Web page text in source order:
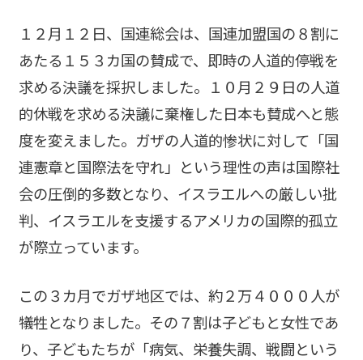
１２月１２日、国連総会は、国連加盟国の８割に
あたる１５３カ国の賛成で、即時の人道的停戦を
求める決議を採択しました。１０月２９日の人道
的休戦を求める決議に棄権した日本も賛成へと態
度を変えました。ガザの人道的惨状に対して「国
連憲章と国際法を守れ」という理性の声は国際社
会の圧倒的多数となり、イスラエルへの厳しい批
判、イスラエルを支援するアメリカの国際的孤立
が際立っています。
この３カ月でガザ地区では、約２万４０００人が
犠牲となりました。その７割は子どもと女性であ
り、子どもたちが「病気、栄養失調、戦闘という